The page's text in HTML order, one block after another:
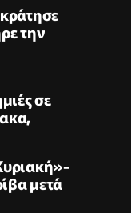
την
σε
μετά